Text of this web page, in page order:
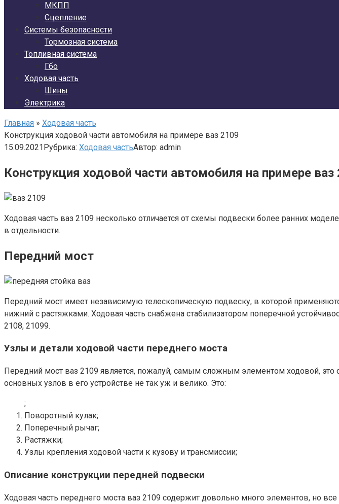
МКПП
Сцепление
Системы безопасности
Тормозная система
Топливная система
Гбо
Ходовая часть
Шины
Электрика
Главная » Ходовая часть
Конструкция ходовой части автомобиля на примере ваз 2109
15.09.2021Рубрика: Ходовая частьАвтор: admin
Конструкция ходовой части автомобиля на примере ваз
Ходовая часть ваз 2109 несколько отличается от схемы подвески более ранних
в отдельности.
Передний мост
Передний мост имеет независимую телескопическую подвеску, в которой
нижний с растяжками. Ходовая часть снабжена стабилизатором поперечной
2108, 21099.
Узлы и детали ходовой части переднего моста
Передний мост ваз 2109 является, пожалуй, самым сложным элементом ходовой, это
основных узлов в его устройстве не так уж и велико. Это:
;
Поворотный кулак;
Поперечный рычаг;
Растяжки;
Узлы крепления ходовой части к кузову и трансмиссии;
Описание конструкции передней подвески
Ходовая часть переднего моста ваз 2109 содержит довольно много элементов, но